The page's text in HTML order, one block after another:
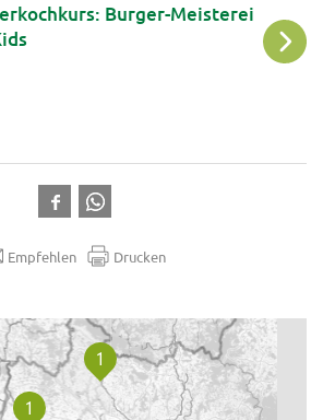
Burger-Meisterei
Empfehlen Drucken